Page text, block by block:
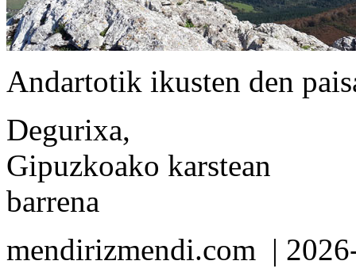
Andartotik ikusten den
Degurixa,
Gipuzkoako karstean
barrena
mendirizmendi.com |